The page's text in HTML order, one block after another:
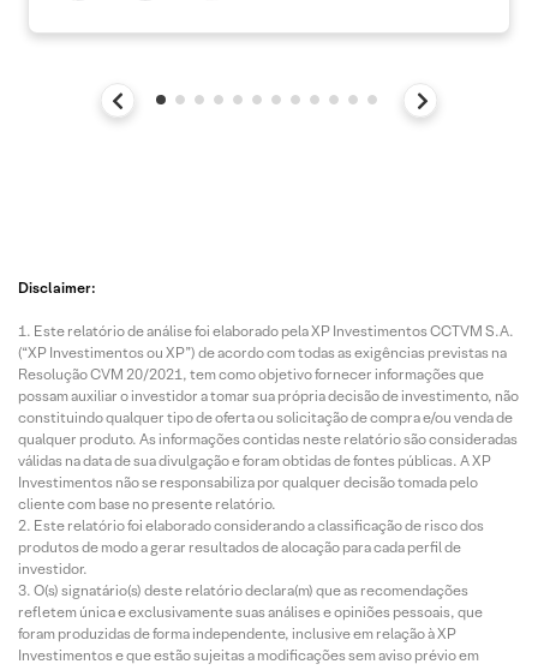
Disclaimer:
Este relatório de análise foi elaborado pela XP Investimentos CCTVM S.A.
(“XP Investimentos ou XP”) de acordo com todas as exigências previstas na
Resolução CVM 20/2021, tem como objetivo fornecer informações que
possam auxiliar o investidor a tomar sua própria decisão de investimento, não
constituindo qualquer tipo de oferta ou solicitação de compra e/ou venda de
qualquer produto. As informações contidas neste relatório são consideradas
válidas na data de sua divulgação e foram obtidas de fontes públicas. A XP
Investimentos não se responsabiliza por qualquer decisão tomada pelo
cliente com base no presente relatório.
Este relatório foi elaborado considerando a classificação de risco dos
produtos de modo a gerar resultados de alocação para cada perfil de
investidor.
O(s) signatário(s) deste relatório declara(m) que as recomendações
refletem única e exclusivamente suas análises e opiniões pessoais, que
foram produzidas de forma independente, inclusive em relação à XP
Investimentos e que estão sujeitas a modificações sem aviso prévio em